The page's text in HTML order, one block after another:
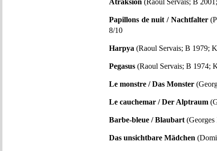
Atraksion (Raoul Servais; B
Papillons de nuit / Nachtfalter
8/10
Harpya (Raoul Servais; B 1979;
Pegasus (Raoul Servais; B 1974;
Le monstre / Das Monster
Le cauchemar / Der Alptraum
Barbe-bleue / Blaubart
Das unsichtbare Mädchen